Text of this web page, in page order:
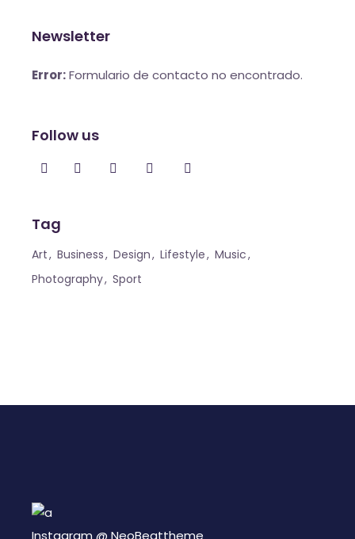
Newsletter
Error:Formulario de contacto no encontrado.
Follow us
Tag
Art Business Design Lifestyle
Music
Photography
Sport
Instagram @NeoBeattheme